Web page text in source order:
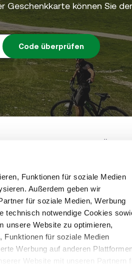
Funktionen für soziale Medien
Außerdem geben wir
für soziale Medien, Werbung
technisch notwendige Cookies
unsere Website zu optimieren,
Funktionen für soziale Medien
Werbung auf anderen Plattformen
Website mit unseren Partnern
Geschenkkarte können Sie
Code überprüfen
243 • 8042 Graz •
Barrierefreiheitserklärung